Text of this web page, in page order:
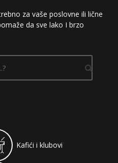
za vaše poslovne ili lične
da sve lako I brzo
Kafići i klubovi